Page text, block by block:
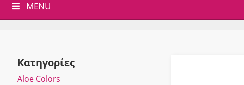
MENU
Κατηγορίες
Αloe Colors